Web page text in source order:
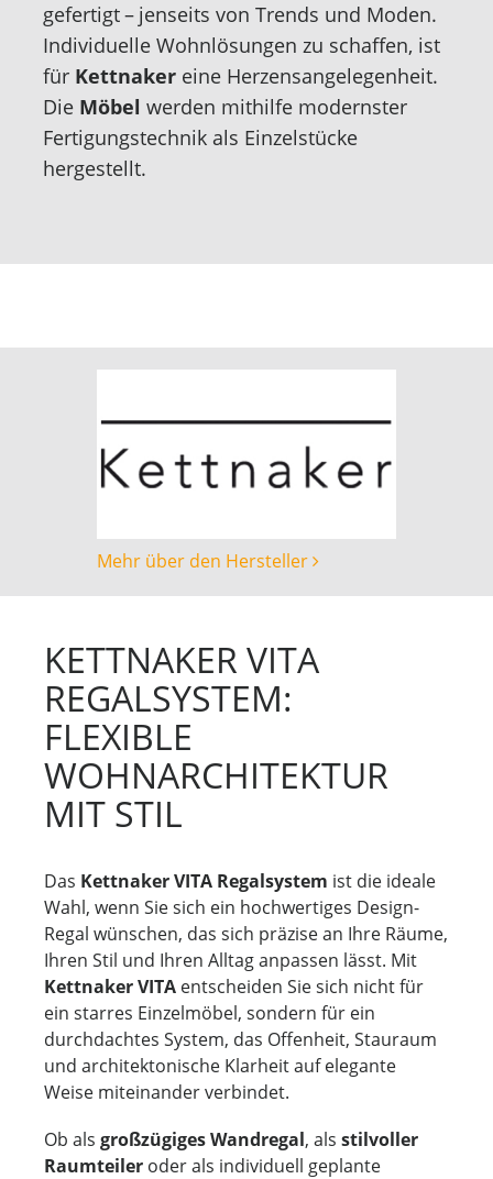
gefertigt – jenseits von Trends und Moden.
Individuelle Wohnlösungen zu schaffen, ist
für Kettnaker eine Herzensangelegenheit.
Die Möbel werden mithilfe modernster
Fertigungstechnik als Einzelstücke
hergestellt.
Mehr über den Hersteller
KETTNAKER VITA
REGALSYSTEM:
FLEXIBLE
WOHNARCHITEKTUR
MIT STIL
Das Kettnaker VITA Regalsystem ist die ideale
Wahl, wenn Sie sich ein hochwertiges Design-
Regal wünschen, das sich präzise an Ihre Räume,
Ihren Stil und Ihren Alltag anpassen lässt. Mit
Kettnaker VITA entscheiden Sie sich nicht für
ein starres Einzelmöbel, sondern für ein
durchdachtes System, das Offenheit, Stauraum
und architektonische Klarheit auf elegante
Weise miteinander verbindet.
Ob als großzügiges Wandregal, als stilvoller
Raumteiler oder als individuell geplante